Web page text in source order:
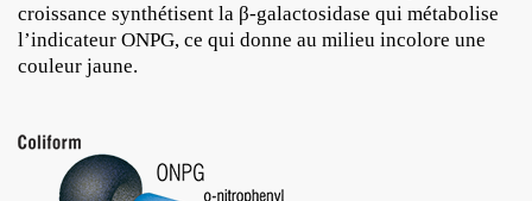
croissance synthétisent la β-galactosidase qui métabolise
l’indicateur ONPG, ce qui donne au milieu incolore une
couleur jaune.